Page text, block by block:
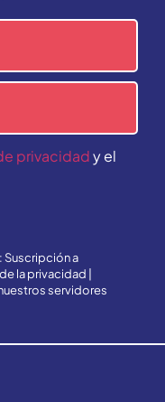
privacidady el
Suscripción a
la privacidad |
servidores